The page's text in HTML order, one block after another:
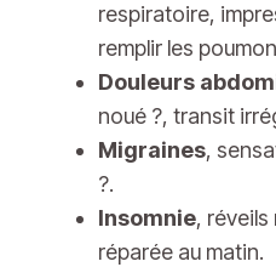
respiratoire,
remplir les
Douleurs
noué ?, transit
Migraines,
?.
Insomnie,
réparée au matin.